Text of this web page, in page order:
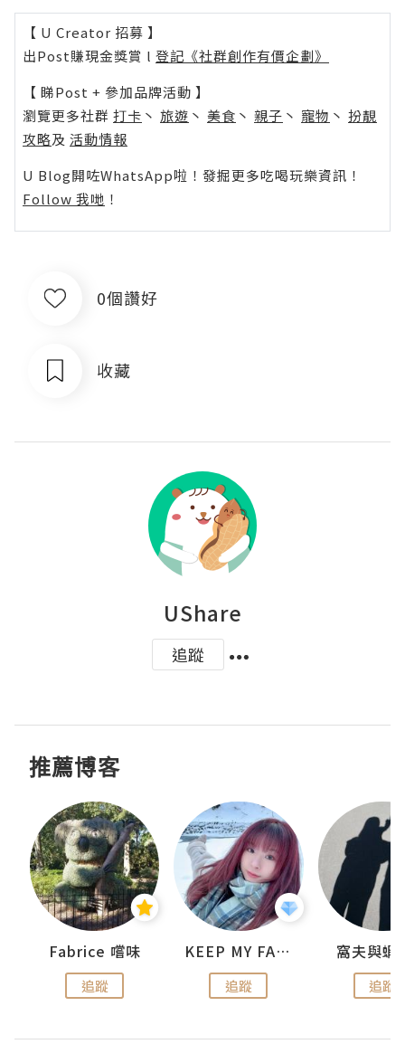
【 U Creator 招募 】
出Post賺現金獎賞 l 登記《社群創作有價企劃》
【 睇Post + 參加品牌活動 】
瀏覽更多社群 打卡 丶 旅遊 丶 美食 丶 親子 丶 寵物 丶 扮靚
攻略及 活動情報
U Blog開咗WhatsApp啦！發掘更多吃喝玩樂資訊！
Follow 我哋 ！
0個讚好
收藏
UShare
追蹤
推薦博客
Fabrice 嚐味
追蹤
KEEP MY FAITH
追蹤
窩夫與蝦
追蹤